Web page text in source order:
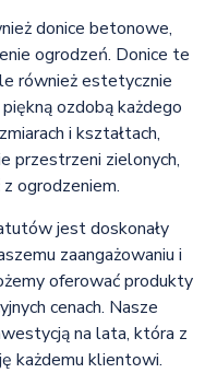
donice betonowe,
ogrodzeń. Donice te
również estetycznie
ozdobą każdego
i kształtach,
przestrzeni zielonych,
ogrodzeniem.
jest doskonały
zaangażowaniu i
oferować produkty
cenach. Nasze
na lata, która z
każdemu klientowi.